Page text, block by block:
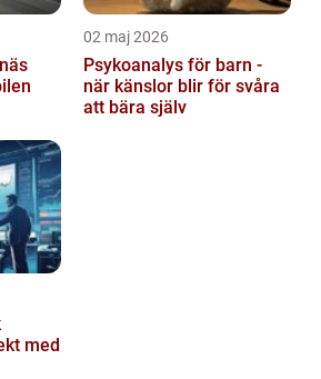
02 maj 2026
Psykoanalys för barn -
när känslor blir för svåra
att bära själv
med